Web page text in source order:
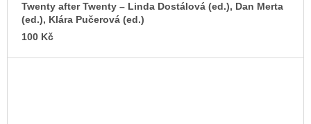
Twenty after Twenty – Linda Dostálová (ed.), Dan Merta
(ed.), Klára Pučerová (ed.)
100 Kč